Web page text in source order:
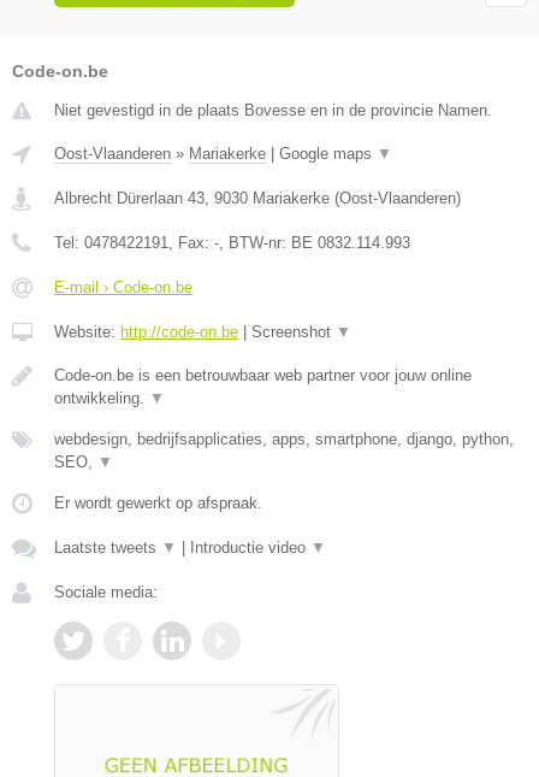
Code-on.be
Niet gevestigd in de plaats Bovesse en in de provincie Namen.
Oost-Vlaanderen » Mariakerke | Google maps ▼
Albrecht Dürerlaan 43 9030 Mariakerke (Oost-Vlaanderen)
Tel: 0478422191 , Fax: - , BTW-nr: BE 0832.114.993
E-mail › Code-on.be
Website: http://code-on.be | Screenshot ▼
Code-on.be is een betrouwbaar web partner voor jouw online
ontwikkeling.
▼
webdesign, bedrijfsapplicaties, apps, smartphone, django, python,
SEO,
▼
Er wordt gewerkt op afspraak.
Laatste tweets ▼ | Introductie video ▼
Sociale media: